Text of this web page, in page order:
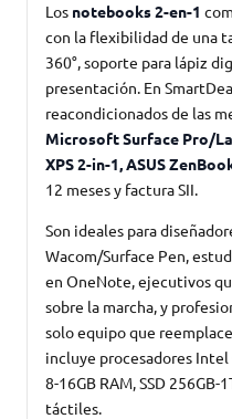
Los notebooks 2-en-1
con la flexibilidad de una
360°, soporte para lápiz
presentación. En
reacondicionados de las
Microsoft Surface Pro/
XPS 2-in-1, ASUS
12 meses y factura SII.
Son ideales para
Wacom/Surface Pen,
en OneNote, ejecutivos
sobre la marcha, y
solo equipo que
incluye procesadores
8-16GB RAM, SSD 256GB-
táctiles.